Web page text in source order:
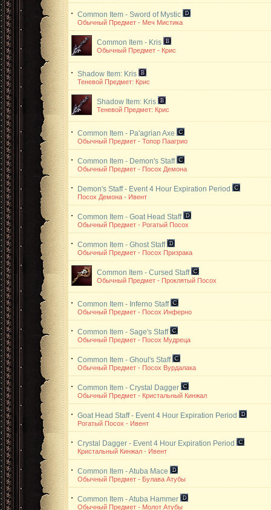
Common Item - Sword of Mystic
Обычный Предмет - Меч Мистика
Common Item - Kris
Обычный Предмет - Крис
Shadow Item: Kris
Теневой Предмет: Крис
Shadow Item: Kris
Теневой Предмет: Крис
Common Item - Pa'agrian Axe
Обычный Предмет - Топор Паагрио
Common Item - Demon's Staff
Обычный Предмет - Посох Демона
Demon's Staff - Event4 Hour Expiration Period
Посох Демона - Ивент
Common Item - Goat Head Staff
Обычный Предмет - Рогатый Посох
Common Item - Ghost Staff
Обычный Предмет - Посох Призрака
Common Item - Cursed Staff
Обычный Предмет - Проклятый Посох
Common Item - Inferno Staff
Обычный Предмет - Посох Инферно
Common Item - Sage's Staff
Обычный Предмет - Посох Мудреца
Common Item - Ghoul's Staff
Обычный Предмет - Посох Вурдалака
Common Item - Crystal Dagger
Обычный Предмет - Кристальный Кинжал
Goat Head Staff - Event4 Hour Expiration Period
Рогатый Посох - Ивент
Crystal Dagger - Event4 Hour Expiration Period
Кристальный Кинжал - Ивент
Common Item - Atuba Mace
Обычный Предмет - Булава Атубы
Common Item - Atuba Hammer
Обычный Предмет - Молот Атубы